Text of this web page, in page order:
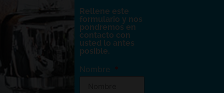
Rellene este
formulario y nos
pondremos en
contacto con
usted lo antes
posible.
Nombre